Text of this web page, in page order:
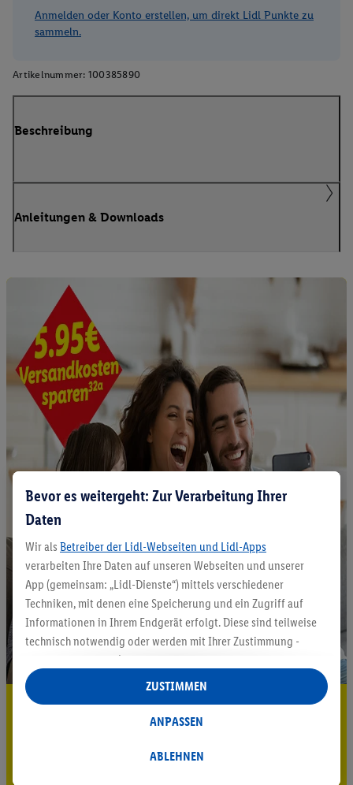
Anmelden oder Konto erstellen, um direkt Lidl Punkte zu
sammeln.
Artikelnummer: 100385890
Beschreibung
Anleitungen & Downloads
5.95 € Versand sparen³²ᵃ
Bevor es weitergeht: Zur Verarbeitung Ihrer
Daten
Wir als Betreiber der Lidl-Webseiten und Lidl-Apps
verarbeiten Ihre Daten auf unseren Webseiten und unserer
App (gemeinsam: „Lidl-Dienste“) mittels verschiedener
Techniken, mit denen eine Speicherung und ein Zugriff auf
Informationen in Ihrem Endgerät erfolgt. Diese sind teilweise
technisch notwendig oder werden mit Ihrer Zustimmung -
auch durch Partner (u.a.
Verantwortliche; im Zusammenhang mit dem IAB TCF
insgesamt
Statistik-Erstellung oder für personalisierte Werbung
Datenverarbeitungen für personalisierte Werbung werden
ABLEHNEN
ANPASSEN
ZUSTIMMEN